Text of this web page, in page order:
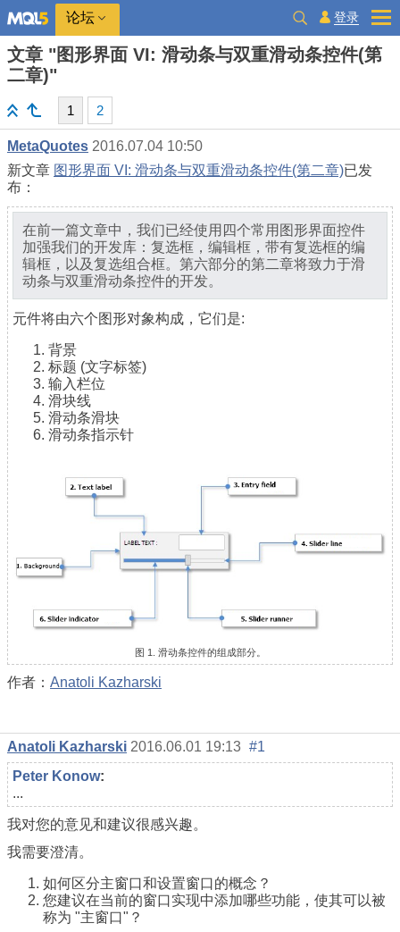
论坛 登录
文章 "图形界面 VI: 滑动条与双重滑动条控件(第
二章)"
1 2
MetaQuotes 2016.07.04 10:50
新文章 图形界面 VI: 滑动条与双重滑动条控件(第二章)已发
布：
在前一篇文章中，我们已经使用四个常用图形界面控件
加强我们的开发库：复选框，编辑框，带有复选框的编
辑框，以及复选组合框。第六部分的第二章将致力于滑
动条与双重滑动条控件的开发。
元件将由六个图形对象构成，它们是:
背景
标题 (文字标签)
输入栏位
滑块线
滑动条滑块
滑动条指示针
图 1. 滑动条控件的组成部分。
作者： Anatoli Kazharski
Anatoli Kazharski 2016.06.01 19:13 #1
Реter Konow:
...
我对您的意见和建议很感兴趣。
我需要澄清。
如何区分主窗口和设置窗口的概念？
您建议在当前的窗口实现中添加哪些功能，使其可以被
称为 "主窗口"？